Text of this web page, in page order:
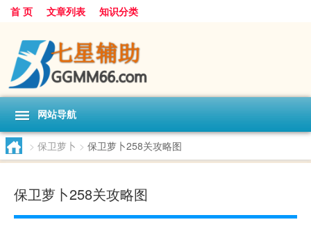
首 页 文章列表 知识分类
网站导航
> 保卫萝卜 > 保卫萝卜258关攻略图
保卫萝卜258关攻略图